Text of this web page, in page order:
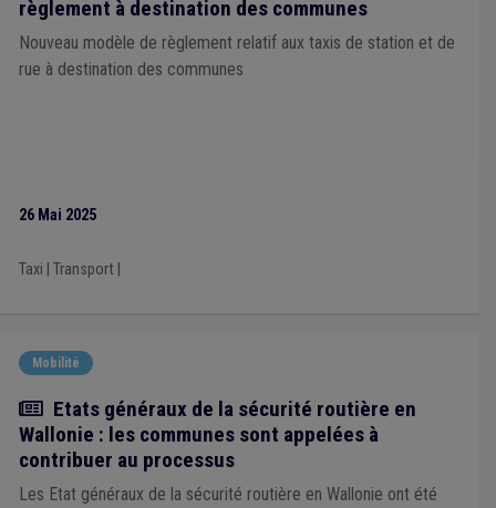
règlement à destination des communes
Nouveau modèle de règlement relatif aux taxis de station et de
rue à destination des communes
26 Mai 2025
Taxi Transport|
Mobilité
Actualité
Etats généraux de la sécurité routière en
Wallonie : les communes sont appelées à
contribuer au processus
Les Etat généraux de la sécurité routière en Wallonie ont été